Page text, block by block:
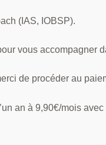
(IAS, IOBSP).
vous accompagner
de procéder au
an à 9,90€/mois